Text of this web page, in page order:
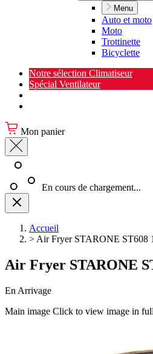
Menu
Auto et moto
Moto
Trottinette
Bicyclette
Notre sélection Climatiseur
Spécial Ventilateur
Mon panier
En cours de chargement...
Accueil
> Air Fryer STARONE ST608
Air Fryer STARONE
En Arrivage
Main image Click to view image in